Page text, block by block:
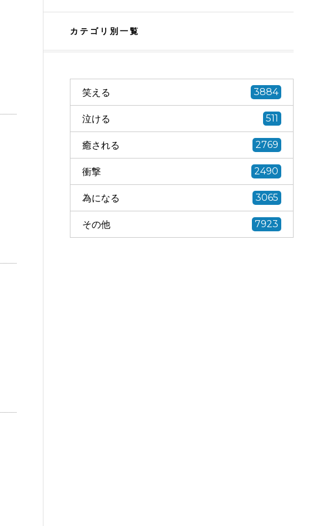
カテゴリ別一覧
笑える 3884
泣ける 511
癒される 2769
衝撃 2490
為になる 3065
その他 7923